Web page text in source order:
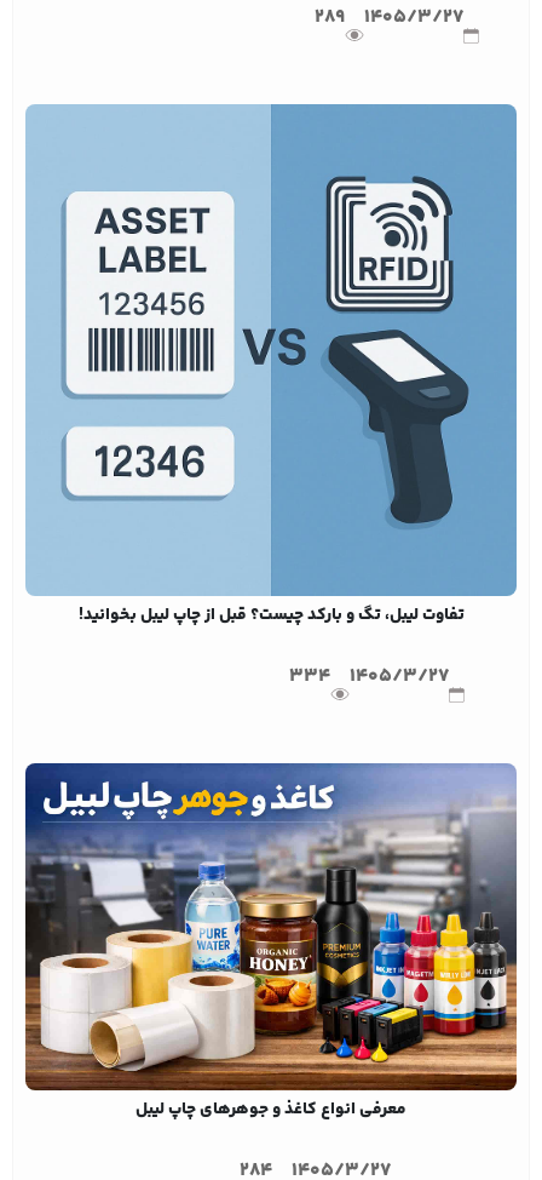
1405/3/27
289
تفاوت لیبل، تگ و بارکد چیست؟ قبل از چاپ لیبل بخوانید!
1405/3/27
334
معرفی انواع کاغذ و جوهرهای چاپ لیبل
1405/3/27
284